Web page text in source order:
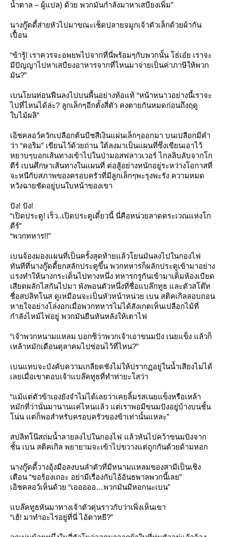
น้ำตาล – ผู้แปล) ด้วย พวกมันกำลังมาหาเสบียงเพิ่ม”
นางกู๊ดดี้ส่ายหัวไปมาขณะเช็ดปลายจมูกเจ้าตัวเล็กด้วยผ้ากัน
เปื้อน
“ข้ารู้! เราควรจะอพยพไปจากที่นี่พร้อมๆกับพวกนั้น โธ่เอ๋ย เราจะ
มีปัญญาไปหาเสบียงอาหารจากที่ไหนมาจ่ายเป็นค่าภาษีให้พวก
มัน?”
เบนโยนท่อนฟืนลงไปบนพื้นอย่างท้อแท้ “หน้าหนาวอย่างนี้เราจะ
ไปที่ไหนได้ล่ะ? ลูกเล็กๆอีกตั้งสี่ตัว คงตายกันหมดก่อนถึงฤดู
บไม้ผลิ”
เอิชคลอว์ควักเปลือกต้นบีชสีเงินแผ่นเล็กๆออกมา บนเปลือกมีคำ
ว่า “คอริม” เขียนไว้ด้วยถ่าน ใต้ลงมาเป็นแผนที่ซึ่งเขียนเอาไว้
หยาบๆบอกเส้นทางเข้าไปในป่ามอสฟลาวเวอร์ ไกลลิบลับจากโก
ตีร์ เบนศึกษาเส้นทางในแผนที่ ต่อสู้อย่างหนักอยู่ระหว่างโอกาสที่
จะหนีกับสภาพของครอบครัวที่มีลูกเล็กๆพะรุงพะรัง ความหมด
หวังฉายชัดอยู่บนใบหน้าของเขา
ปัง! ปัง!
“เปิดประตู! เร็ว..เปิดประตูเดี๋ยวนี้ นี่คือหน่วยลาดตระเวณแห่งโก
ตีร์”
“พวกทหาร!!”
เบนจ้องมองแผนที่เป็นครั้งสุดท้ายแล้วโยนมันลงไปในกองไฟ
ทันทีที่นางกู๊ดดี้ยกสลักประตูขึ้น พวกทหารก็ผลักประตูเข้ามาอย่าง
รงทำให้นางกระเด็นไปทางหนึ่ง ทหารกรูกันเข้ามาเต็มห้องเบียด
เสียดผลักไสกันไปมา พังพอนตัวหนึ่งที่ชื่อแบล๊กทูธ และตัวสโต๊ท
ชื่อสปลิทโนส ดูเหมือนจะเป็นหัวหน้าหน่วย เบน สติคเกิลลอบถอน
หายใจอย่างโล่งอกเมื่อพวกทหารไม่ได้สังเกตเห็นเปลือกไม้ที่
กำลังไหม้ไฟอยู่ พวกมันยืนหันหลังให้เตาไฟ
“เจ้าพวกหนามแหลม บอกซิว่าพวกเจ้าเอาขนมปัง เนยแข็ง แล้วก็
เหล้าหมักเดือนตุลาคมไปซ่อนไว้ที่ไหน?”
เบนแทบจะบังคับความเกลียดชังไม่ให้ปรากฏอยู่ในน้ำเสียงไม่ได้
เลยเมื่อเขาตอบเจ้าแบล๊คทูธที่ทำท่ายะโสว่า
“แม้แต่ตัวข้าเองยังจำไม่ได้เลยว่าเคยลิ้มรสเนยแข็งหรือเหล้า
หมักที่ว่านั่นมานานแค่ไหนแล้ว แต่เราพอมีขนมปังอยู่บ้างบนชั้น
น่น แต่ก็พอสำหรับครอบครัวของข้าเท่านั้นแหละ”
สปลิทโน๊สถ่มน้ำลายลงไปในกองไฟ แล้วหันไปคว้าขนมปังจาก
ชั้น เบน สติคเกิล พยายามจะเข้าไปขวางแต่ถูกกันด้วยด้ามหอก
นางกู๊ดดี้วางอุ้งมือลงบนลำตัวที่มีหนามแหลมของสามีเป็นเชิง
เตือน “ขอร้องเถอะ อย่ามีเรื่องกับไอ้อันธพาลพวกนี้เลย”
เอิชคลอว์เห็นด้วย “เอออออ…พวกมันมีหอกนะเบน”
บล๊คทูธหันมาทางเจ้าตัวตุ่นราวกับว่าเพิ่งเห็นเขา
“เฮ้! มาทำอะไรอยู่ที่นี่ ไอ้ตาหยี?”